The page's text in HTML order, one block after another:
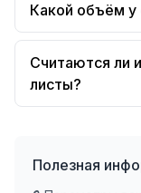
Какой объём у
Считаются ли
листы?
Полезная